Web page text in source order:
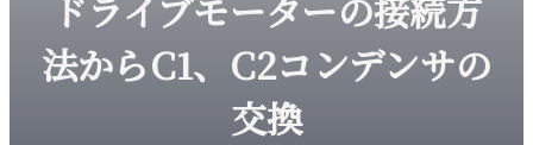
DAR・LESSON RECORDER
03 整える
録音技術
マイクの立て方と楽器別の録り方
世界初の技術
ブラウザだけで完結することを、世界で初めて実現
した技術
KUON の仕組み
Traditional Chinese
ドライブモーターの接続方
法からC1、C2コンデンサの
交換